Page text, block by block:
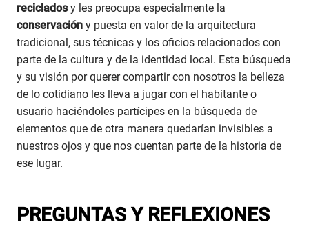
recicladosy les preocupa especialmente la
conservación y puesta en valor de la arquitectura
tradicional, sus técnicas y los oficios relacionados con
parte de la cultura y de la identidad local. Esta búsqueda
y su visión por querer compartir con nosotros la belleza
de lo cotidiano les lleva a jugar con el habitante o
usuario haciéndoles partícipes en la búsqueda de
elementos que de otra manera quedarían invisibles a
nuestros ojos y que nos cuentan parte de la historia de
ese lugar.
PREGUNTAS Y REFLEXIONES